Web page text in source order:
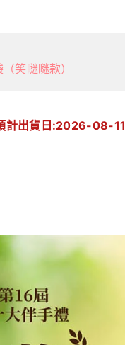
笑瞇瞇款）
計出貨日:2026-08-11